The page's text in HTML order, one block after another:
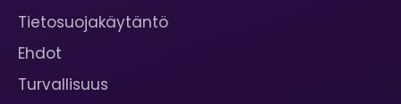
Tietosuojakäytäntö
Ehdot
Turvallisuus